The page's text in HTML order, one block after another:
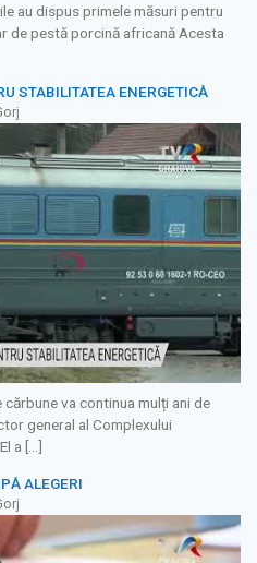
au dispus primele măsuri pentru
de pestă porcină africană Acesta
STABILITATEA ENERGETICĂ
va continua mulți ani de
general al Complexului
a […]
ALEGERI